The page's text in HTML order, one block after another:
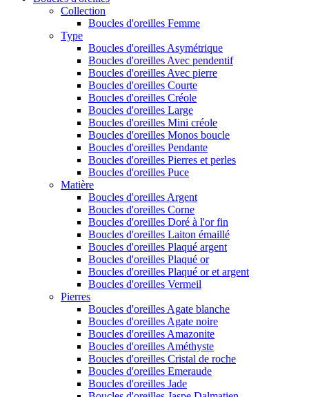
Collection
Boucles d'oreilles Femme
Type
Boucles d'oreilles Asymétrique
Boucles d'oreilles Avec pendentif
Boucles d'oreilles Avec pierre
Boucles d'oreilles Courte
Boucles d'oreilles Créole
Boucles d'oreilles Large
Boucles d'oreilles Mini créole
Boucles d'oreilles Monos boucle
Boucles d'oreilles Pendante
Boucles d'oreilles Pierres et perles
Boucles d'oreilles Puce
Matière
Boucles d'oreilles Argent
Boucles d'oreilles Corne
Boucles d'oreilles Doré à l'or fin
Boucles d'oreilles Laiton émaillé
Boucles d'oreilles Plaqué argent
Boucles d'oreilles Plaqué or
Boucles d'oreilles Plaqué or et argent
Boucles d'oreilles Vermeil
Pierres
Boucles d'oreilles Agate blanche
Boucles d'oreilles Agate noire
Boucles d'oreilles Amazonite
Boucles d'oreilles Améthyste
Boucles d'oreilles Cristal de roche
Boucles d'oreilles Emeraude
Boucles d'oreilles Jade